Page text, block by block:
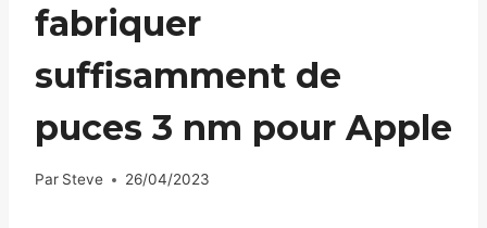
fabriquer
suffisamment de
puces 3 nm pour Apple
Par Steve 26/04/2023